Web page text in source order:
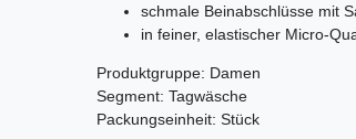
schmale Beinabschlüsse mit
in feiner, elastischer Micro-
Produktgruppe: Damen
Segment: Tagwäsche
Packungseinheit: Stück